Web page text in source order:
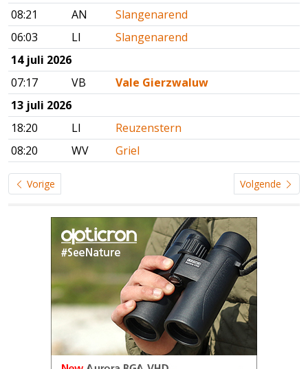
08:21
AN
Slangenarend
06:03
LI
Slangenarend
14 juli 2026
07:17
VB
Vale Gierzwaluw
13 juli 2026
18:20
LI
Reuzenstern
08:20
WV Griel
Vorige Volgende